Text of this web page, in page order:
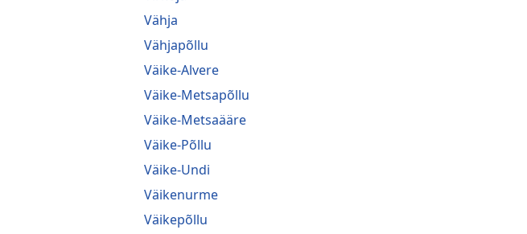
Vähja
Vähjapõllu
Väike-Alvere
Väike-Metsapõllu
Väike-Metsaääre
Väike-Põllu
Väike-Undi
Väikenurme
Väikepõllu